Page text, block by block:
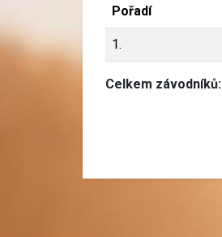
Pořadí
1.
Celkem závodníků: